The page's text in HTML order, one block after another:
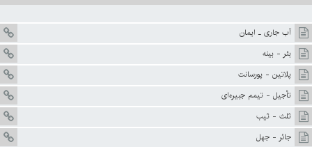
آب جارى ـ ايمان
بئر - بينه
پلاتين - پورسانت
تأجيل - تيمم جبيره‌اى
ثلث - ثيب
جائر - جهل